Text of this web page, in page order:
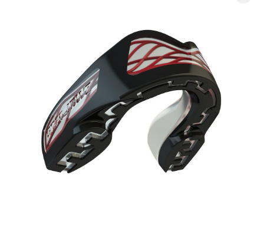
combat, tu trouveras ici ce qu'il te faut — sans te tromper.
Explore la sélection ci-dessous, filtre par type de produit, et si tu as
un doute sur ce qui convient à ton niveau ou ta pratique, les
descriptions de chaque sous-catégorie sont là pour t'aider à choisir.